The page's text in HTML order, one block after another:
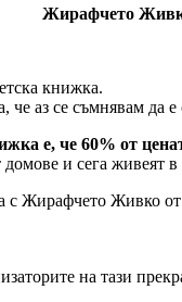
Жирафчето
книжка.
че аз се съмнявам да
е, че 60% от
домове и сега
с Жирафчето Живко
на тази